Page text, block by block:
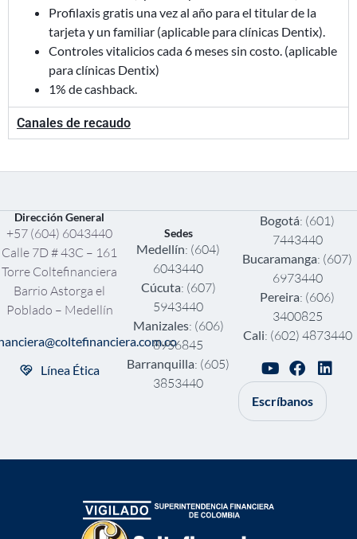
Profilaxis gratis una vez al año para el titular de la
tarjeta y un familiar (aplicable para clínicas Dentix).
Controles vitalicios cada 6 meses sin costo. (aplicable
para clínicas Dentix)
1% de cashback.
Canales de recaudo
Dirección General
+57 (604) 6043440
Calle 7D # 43C – 161
Torre Coltefinanciera
Barrio Astorga el
Poblado – Medellín
Línea Ética
Sedes
Medellín: (604)
6043440
Cúcuta: (607)
5943440
Manizales: (606)
8956845
Barranquilla: (605)
3853440
Bogotá: (601)
7443440
Bucaramanga: (607)
6973440
Pereira: (606)
3400825
Cali: (602) 4873440
Escríbanos